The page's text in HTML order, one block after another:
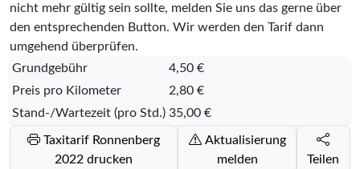
nicht mehr gültig sein sollte, melden Sie uns das gerne über
den entsprechenden Button. Wir werden den Tarif dann
umgehend überprüfen.
Grundgebühr
4,50 €
Preis pro Kilometer
2,80 €
Stand-/Wartezeit (pro Std.) 35,00 €
Taxitarif Ronnenberg
2022 drucken
Aktualisierung
melden
Teilen